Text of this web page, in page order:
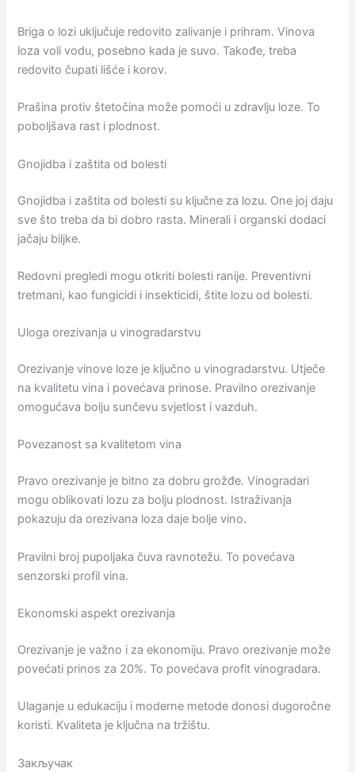
Briga o lozi uključuje redovito zalivanje i prihram. Vinova
loza voli vodu, posebno kada je suvo. Takođe, treba
redovito čupati lišće i korov.
Prašina protiv štetočina može pomoći u zdravlju loze. To
poboljšava rast i plodnost.
Gnojidba i zaštita od bolesti
Gnojidba i zaštita od bolesti su ključne za lozu. One joj daju
sve što treba da bi dobro rasta. Minerali i organski dodaci
jačaju biljke.
Redovni pregledi mogu otkriti bolesti ranije. Preventivni
tretmani, kao fungicidi i insekticidi, štite lozu od bolesti.
Uloga orezivanja u vinogradarstvu
Orezivanje vinove loze je ključno u vinogradarstvu. Utječe
na kvalitetu vina i povećava prinose. Pravilno orezivanje
omogućava bolju sunčevu svjetlost i vazduh.
Povezanost sa kvalitetom vina
Pravo orezivanje je bitno za dobru grožđe. Vinogradari
mogu oblikovati lozu za bolju plodnost. Istraživanja
pokazuju da orezivana loza daje bolje vino.
Pravilni broj pupoljaka čuva ravnotežu. To povećava
senzorski profil vina.
Ekonomski aspekt orezivanja
Orezivanje je važno i za ekonomiju. Pravo orezivanje može
povećati prinos za 20%. To povećava profit vinogradara.
Ulaganje u edukaciju i moderne metode donosi dugoročne
koristi. Kvaliteta je ključna na tržištu.
Закључак